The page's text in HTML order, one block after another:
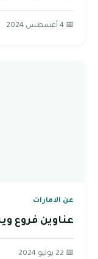
📅 4 أغسطس 2024
عن الامارات
عناوين فروع
📅 22 يوليو 2024